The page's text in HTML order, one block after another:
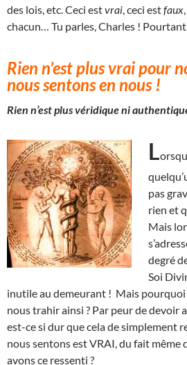
des lois, etc. Ceci estvrai , ceci estfaux
chacun… Tu parles, Charles !
Rien n’est plus vrai pour
nous sentons en nous !
Rien n’est plus véridique ni
L
pas
rien et
Mais
degré
Soi
inutile au demeurant ! Mais
nous trahir ainsi ? Par peur de devoir
est-ce si dur que cela de simplement
nous sentons est VRAI, du fait même
avons ce ressenti ?